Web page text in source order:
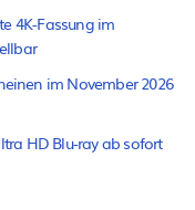
4K-Fassung im
im November 2026
HD Blu-ray ab sofort